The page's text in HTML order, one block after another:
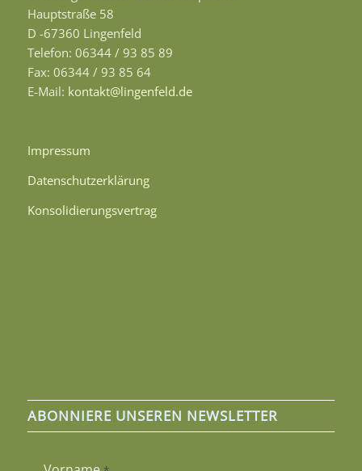
Hauptstraße 58
D -67360 Lingenfeld
Telefon: 06344 / 93 85 89
Fax: 06344 / 93 85 64
E-Mail: kontakt@lingenfeld.de
Impressum
Datenschutzerklärung
Konsolidierungsvertrag
ABONNIERE UNSEREN NEWSLETTER